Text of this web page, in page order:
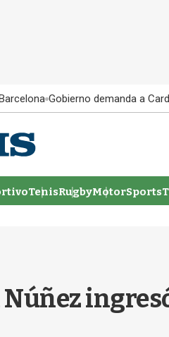
Gobierno demanda a
TenisRugbyMotorSports